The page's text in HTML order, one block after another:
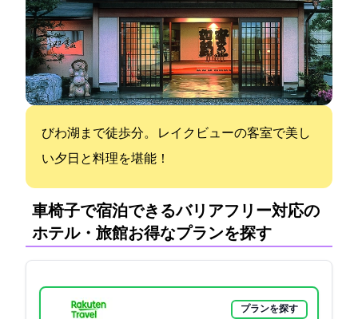
びわ湖まで徒歩1分。 レイクビューの客室で美し
い夕日と料理を堪能！
車椅子で宿泊できるバリアフリー対応の
ホテル・旅館:お得なプランを探す
プランを探す